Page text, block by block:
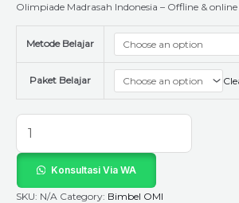
Olimpiade Madrasah Indonesia – Offline &
Metode Belajar
Paket Belajar
Konsultasi Via WA
SKU: N/A Category: Bimbel OMI